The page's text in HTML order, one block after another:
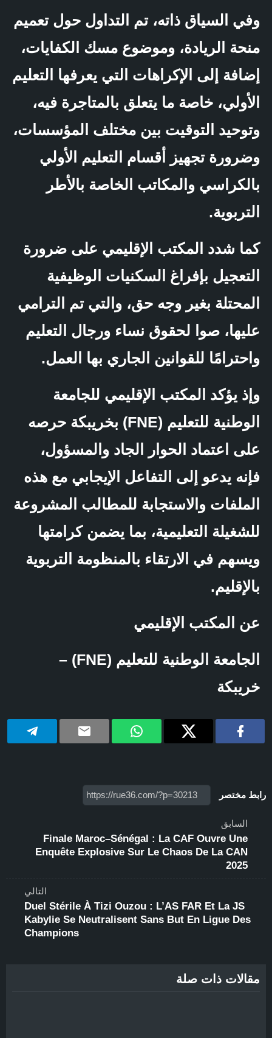
وفي السياق ذاته، تم التداول حول تعميم
منحة الريادة، وموضوع مسك الكفايات،
إضافة إلى الإكراهات التي يعرفها التعليم
الأولي، خاصة ما يتعلق بالمتاجرة فيه،
وتوحيد التوقيت بين مختلف المؤسسات،
وضرورة تجهيز أقسام التعليم الأولي
بالكراسي والمكاتب الخاصة بالأطر
التربوية.
كما شدد المكتب الإقليمي على ضرورة
التعجيل بإفراغ السكنيات الوظيفية
المحتلة بغير وجه حق، والتي تم الترامي
عليها، صوا لحقوق نساء ورجال التعليم
واحترامًا للقوانين الجاري بها العمل.
وإذ يؤكد المكتب الإقليمي للجامعة
الوطنية للتعليم (FNE) بخريبكة حرصه
على اعتماد الحوار الجاد والمسؤول،
فإنه يدعو إلى التفاعل الإيجابي مع هذه
الملفات والاستجابة للمطالب المشروعة
للشغيلة التعليمية، بما يضمن كرامتها
ويسهم في الارتقاء بالمنظومة التربوية
بالإقليم.
عن المكتب الإقليمي
الجامعة الوطنية للتعليم (FNE) –
خريبكة
رابط مختصر
السابق
Finale Maroc–Sénégal : La CAF Ouvre Une
Enquête Explosive Sur Le Chaos De La CAN
2025
التالي
Duel Stérile À Tizi Ouzou : L’AS FAR Et La JS
Kabylie Se Neutralisent Sans But En Ligue Des
Champions
مقالات ذات صلة